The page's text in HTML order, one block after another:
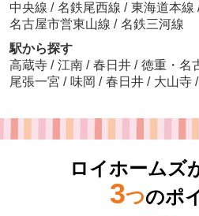
中央線 / 名鉄尾西線 / 東海道本線
名古屋市営東山線 / 名鉄三河線
駅から探す
高蔵寺 / 江南 / 春日井 / 徳重・名
尾張一宮 / 味岡 / 春日井 / 大山寺 /
ロイホームズ
3つのポ